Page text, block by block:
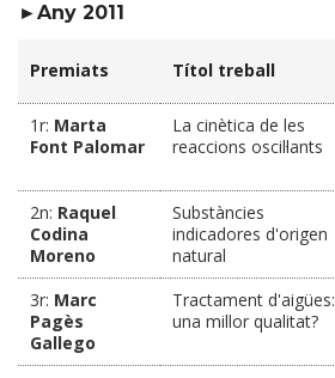
►Any 2011
Premiats Títol treball
1r: Marta
Font Palomar
La cinètica de les
reaccions oscil·lants
2n: Raquel
Codina
Moreno
Substàncies
indicadores d'origen
natural
3r: Marc
Pagès
Gallego
Tractament d'aigües:
una millor qualitat?